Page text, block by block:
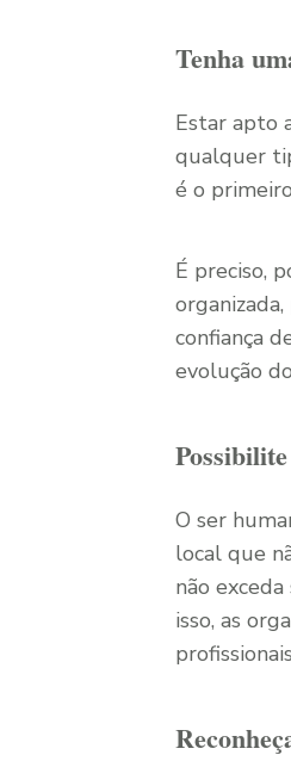
Tenha
Estar apto
qualquer
é o
É preciso,
confiança
evolução
O ser
local que
não
isso, as